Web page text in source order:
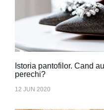
Istoria pantofilor. Cand
perechi?
12 JUN 2020